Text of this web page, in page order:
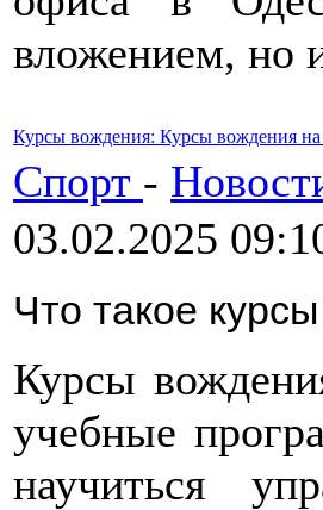
вложением, но
Курсы вождения: Курсы вождения на
Спорт -
03.02.2025
Что такое
Курсы
учебные
научиться